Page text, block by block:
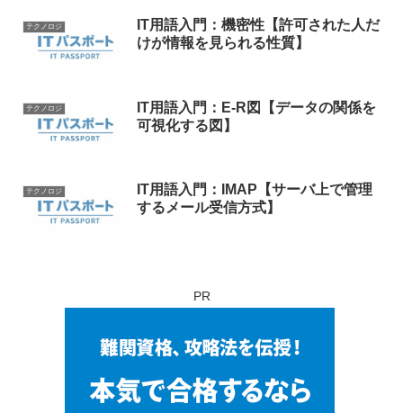
テクノロジ
IT用語入門：機密性【許可された人だ
けが情報を見られる性質】
テクノロジ
IT用語入門：E-R図【データの関係を
可視化する図】
テクノロジ
IT用語入門：IMAP【サーバ上で管理
するメール受信方式】
PR